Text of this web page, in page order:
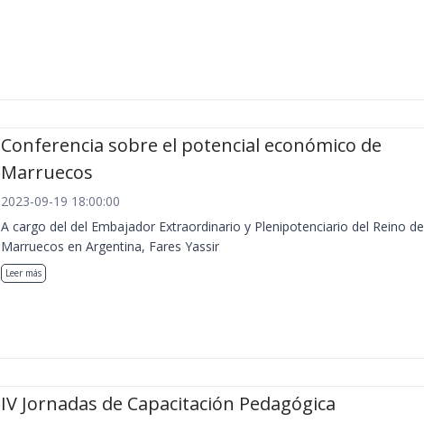
Conferencia sobre el potencial económico de
Marruecos
2023-09-19 18:00:00
A cargo del del Embajador Extraordinario y Plenipotenciario del Reino de
Marruecos en Argentina, Fares Yassir
Leer más
IV Jornadas de Capacitación Pedagógica